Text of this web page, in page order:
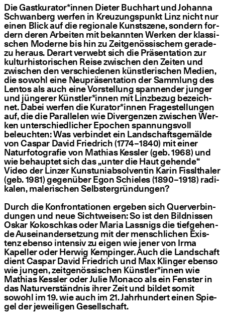
Die Gastkurator*innen Die­ter Buch­hart und Johan­na
Schwan­berg wer­fen in Kreu­zungs­punkt Linz nicht nur
einen Blick auf die regio­na­le Kunst­sze­ne, son­dern for­
dern deren Arbei­ten mit bekann­ten Wer­ken der klas­si­
schen Moder­ne bis hin zu Zeit­ge­nös­si­schem gera­de­
zu her­aus. Der­art ver­webt sich die Prä­sen­ta­ti­on zur
kul­tur­his­to­ri­schen Rei­se zwi­schen den Zei­ten und
zwi­schen den ver­schie­de­nen künst­le­ri­schen Medi­en,
die sowohl eine Neu­prä­sen­ta­ti­on der Samm­lung des
Lentos als auch eine Vor­stel­lung span­nen­der jun­ger
und jün­ge­rer Künstler*innen mit Linz­be­zug bezeich­
net. Dabei wer­fen die Kurator*innen Fra­ge­stel­lun­gen
auf, die die Par­al­le­len wie Diver­gen­zen zwi­schen Wer­
ken unter­schied­li­cher Epo­chen span­nungs­voll
beleuch­ten: Was ver­bin­det ein Land­schafts­ge­mäl­de
von Cas­par David Fried­rich (1774 – 1840) mit einer
Natur­fo­to­gra­fie von Mathi­as Kess­ler (geb. 1968) und
wie behaup­tet sich das„unter die Haut gehen­de“
Video der Lin­zer Kunst­uni­ab­sol­ven­tin Karin Fissl­tha­ler
(geb. 1981) gegen­über Egon Schie­les (1890 – 1918) radi­
ka­len, male­ri­schen Selbstergründungen?
Durch die Kon­fron­ta­tio­nen erge­ben sich Quer­ver­bin­
dun­gen und neue Sicht­wei­sen: So ist den Bild­nis­sen
Oskar Kokosch­kas oder Maria Lass­nigs die tief­ge­hen­
de Aus­ein­an­der­set­zung mit der mensch­li­chen Exis­
tenz eben­so inten­siv zu eigen wie jener von Irma
Kapel­ler oder Her­wig Kem­ping­er. Auch die Land­schaft
dient Cas­par David Fried­rich und Max Klin­ger eben­so
wie jun­gen, zeit­ge­nös­si­schen Künstler*innen wie
Mathi­as Kess­ler oder Julie Mona­co als ein Fens­ter in
das Natur­ver­ständ­nis ihrer Zeit und bil­det somit
sowohl im 19. wie auch im 21. Jahr­hun­dert einen Spie­
gel der jewei­li­gen Gesellschaft.